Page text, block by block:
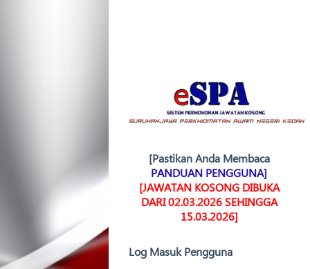
[Pastikan Anda Membaca
PANDUAN PENGGUNA]
[JAWATAN KOSONG DIBUKA
DARI 02.03.2026 SEHINGGA
15.03.2026]
Log Masuk Pengguna